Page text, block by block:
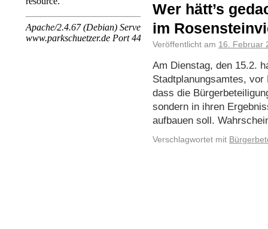
Wer hätt’s
im
Veröffentlicht am 16. Februar
Am Dienstag, den 15.2.
Stadtplanungsamtes,
dass die
sondern in ihren
aufbauen soll.
Verschlagwortet mit